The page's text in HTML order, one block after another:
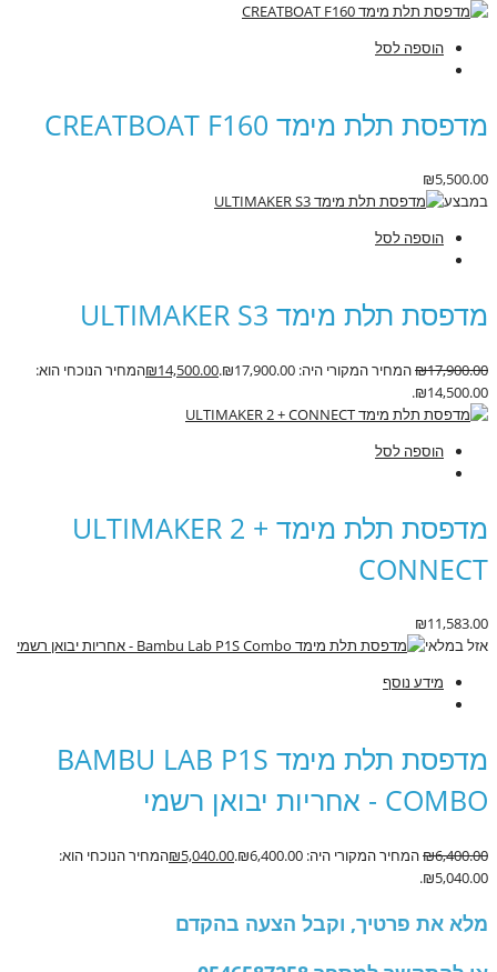
הוספה לסל
מדפסת תלת מימד CREATBOAT F160
₪5,500.00
במבצע
הוספה לסל
מדפסת תלת מימד ULTIMAKER S3
₪17,900.00 המחיר המקורי היה: ₪17,900.00. ₪14,500.00
המחיר הנוכחי הוא:
₪14,500.00.
הוספה לסל
מדפסת תלת מימד ULTIMAKER 2 +
CONNECT
₪11,583.00
אזל במלאי
מידע נוסף
מדפסת תלת מימד BAMBU LAB P1S
COMBO - אחריות יבואן רשמי
₪6,400.00 המחיר המקורי היה: ₪6,400.00. ₪5,040.00
המחיר הנוכחי הוא:
₪5,040.00.
מלא את פרטיך, וקבל הצעה בהקדם